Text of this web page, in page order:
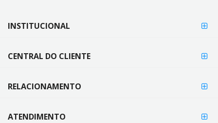
FORMAS
FORMAS DE
PAGAMENTO
INSTITUCIONAL
CENTRAL DO CLIENTE
RELACIONAMENTO
ATENDIMENTO